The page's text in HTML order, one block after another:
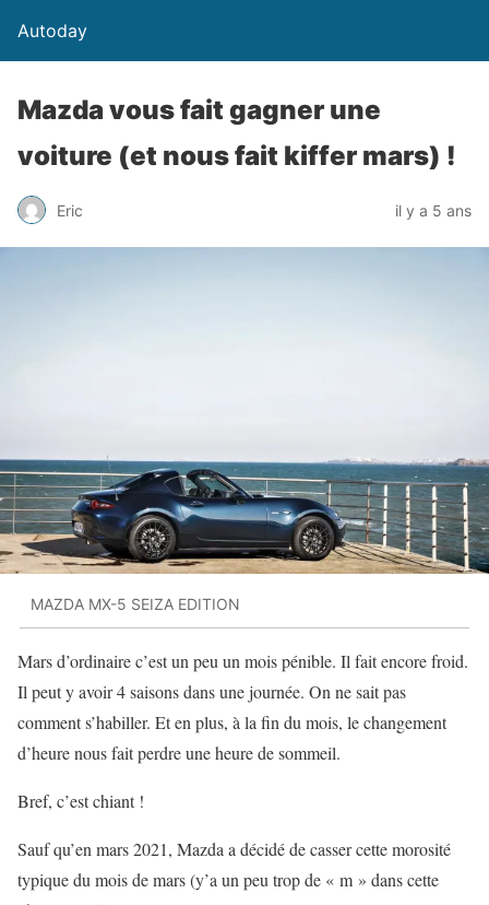
Autoday
Mazda vous fait gagner une
voiture (et nous fait kiffer mars) !
Eric il y a 5 ans
MAZDA MX-5 SEIZA EDITION
Mars d’ordinaire c’est un peu un mois pénible. Il fait encore froid.
Il peut y avoir 4 saisons dans une journée. On ne sait pas
comment s’habiller. Et en plus, à la fin du mois, le changement
d’heure nous fait perdre une heure de sommeil.
Bref, c’est chiant !
Sauf qu’en mars 2021, Mazda a décidé de casser cette morosité
typique du mois de mars (y’a un peu trop de « m » dans cette